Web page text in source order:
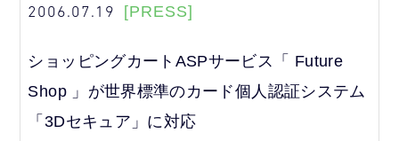
2006.07.19 [PRESS]
ショッピングカートASPサービス「 Future
Shop 」が世界標準のカード個人認証システム
「3Dセキュア」に対応